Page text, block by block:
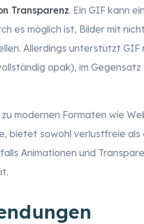
Transparenz. Ein GIF kann
es möglich ist, Bilder mit
Allerdings unterstützt GIF
opak), im Gegensatz
modernen Formaten wie
bietet sowohl verlustfreie als
Animationen und